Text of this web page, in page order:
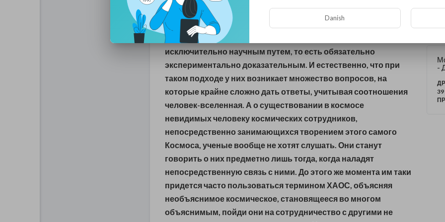
процессов, его попытках создавать новые или же понимать
уже существующие древние космогонические концепции.
Ученые м
ногие из таких теорий пытаются создавать
исключительно научным путем, то есть обязательно
экспериментально доказательным. И естественно, что при
таком подходе у них возникает множество вопросов, на
которые крайне сложно дать ответы, учитывая соотношения
человек-вселенная. А о существовании в космосе
невидимых человеку космических сотрудников,
непосредственно занимающихся творением этого самого
Космоса, ученые вообще не хотят слушать. Они станут
говорить о них предметно лишь тогда, когда наладят
непосредственную связь с ними. До этого же момента им таки
придется часто пользоваться термином ХАОС, объясняя
необъяснимое космическое, становящееся во многом
объяснимым, пойди они на сотрудничество с другими не
-
39
Danish